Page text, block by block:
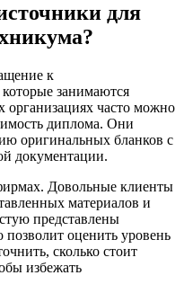
для
к
занимаются
часто можно
диплома. Они
оригинальных бланков с
документации.
Довольные клиенты
материалов и
представлены
оценить уровень
сколько стоит
избежать